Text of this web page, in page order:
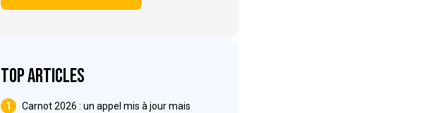
Top articles
1
Carnot 2026 : un appel mis à jour mais